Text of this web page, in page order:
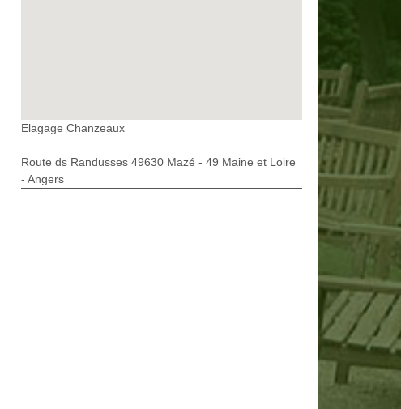
Elagage Chanzeaux
Route ds Randusses 49630 Mazé - 49 Maine et Loire
- Angers